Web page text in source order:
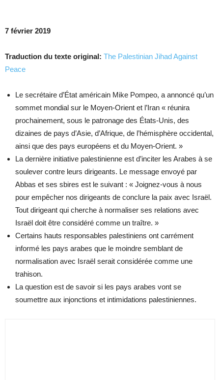
7 février 2019
Traduction du texte original: The Palestinian Jihad Against
Peace
Le secrétaire d’État américain Mike Pompeo, a annoncé qu’un
sommet mondial sur le Moyen-Orient et l’Iran « réunira
prochainement, sous le patronage des États-Unis, des
dizaines de pays d’Asie, d’Afrique, de l’hémisphère occidental,
ainsi que des pays européens et du Moyen-Orient. »
La dernière initiative palestinienne est d’inciter les Arabes à se
soulever contre leurs dirigeants. Le message envoyé par
Abbas et ses sbires est le suivant : « Joignez-vous à nous
pour empêcher nos dirigeants de conclure la paix avec Israël.
Tout dirigeant qui cherche à normaliser ses relations avec
Israël doit être considéré comme un traître. »
Certains hauts responsables palestiniens ont carrément
informé les pays arabes que le moindre semblant de
normalisation avec Israël serait considérée comme une
trahison.
La question est de savoir si les pays arabes vont se
soumettre aux injonctions et intimidations palestiniennes.